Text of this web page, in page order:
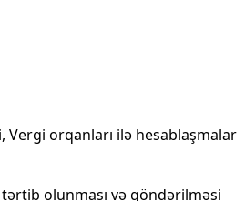
orqanları ilə hesablaşmalar
olunması və göndərilməsi